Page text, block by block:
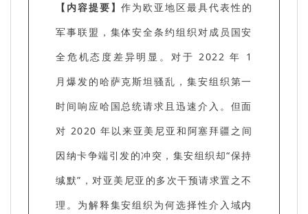
【内容提要】作为欧亚地区最具代表性的
军事联盟，集体安全条约组织对成员国安
全危机态度差异明显。对于 2022 年 1
月爆发的哈萨克斯坦骚乱，集安组织第一
时间响应哈国总统请求且迅速介入。但面
对 2020 年以来亚美尼亚和阿塞拜疆之间
因纳卡争端引发的冲突，集安组织却“保持
缄默”，对亚美尼亚的多次干预请求置之不
理。为解释集安组织为何选择性介入域内